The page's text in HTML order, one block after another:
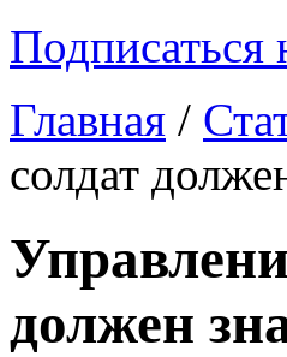
Подписаться
Главная /
солдат
должен